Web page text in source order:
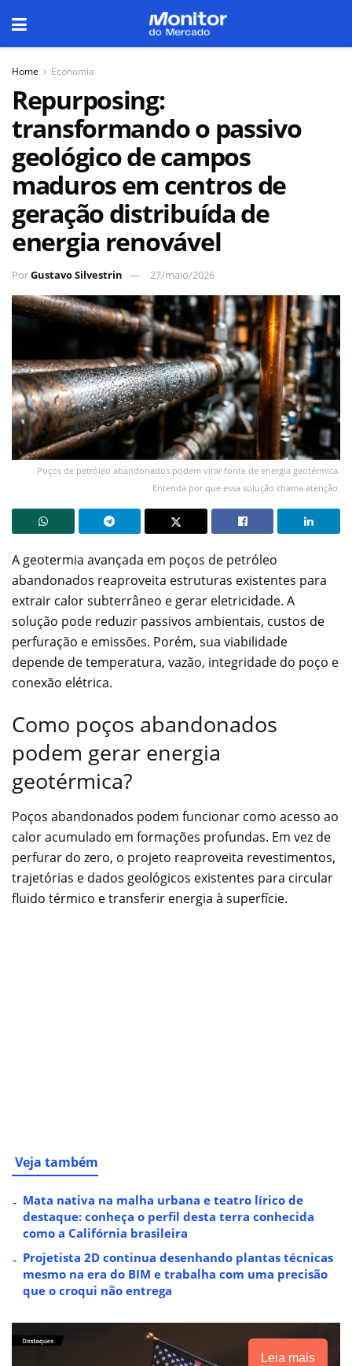
Home Economia
Repurposing:
transformando o passivo
geológico de campos
maduros em centros de
geração distribuída de
energia renovável
PorGustavo Silvestrin 27/maio/2026
Poços de petróleo abandonados podem virar fonte de energia geotérmica.
Entenda por que essa solução chama atenção.
A geotermia avançada em poços de petróleo
abandonados reaproveita estruturas existentes para
extrair calor subterrâneo e gerar eletricidade. A
solução pode reduzir passivos ambientais, custos de
perfuração e emissões. Porém, sua viabilidade
depende de temperatura, vazão, integridade do poço e
conexão elétrica.
Como poços abandonados
podem gerar energia
geotérmica?
Poços abandonados podem funcionar como acesso ao
calor acumulado em formações profundas. Em vez de
perfurar do zero, o projeto reaproveita revestimentos,
trajetórias e dados geológicos existentes para circular
fluido térmico e transferir energia à superfície.
Veja também
Mata nativa na malha urbana e teatro lírico de
destaque: conheça o perfil desta terra conhecida
como a Califórnia brasileira
Projetista 2D continua desenhando plantas técnicas
mesmo na era do BIM e trabalha com uma precisão
que o croqui não entrega
Leia mais